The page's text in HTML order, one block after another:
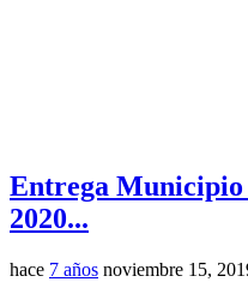
Entrega Municipio
2020...
hace 7 años noviembre 15,